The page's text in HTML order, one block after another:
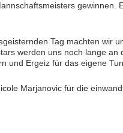
gewinnen.
Tag machten wir
werden uns noch lange an
und Ergeiz für das eigene
Marjanovic für die